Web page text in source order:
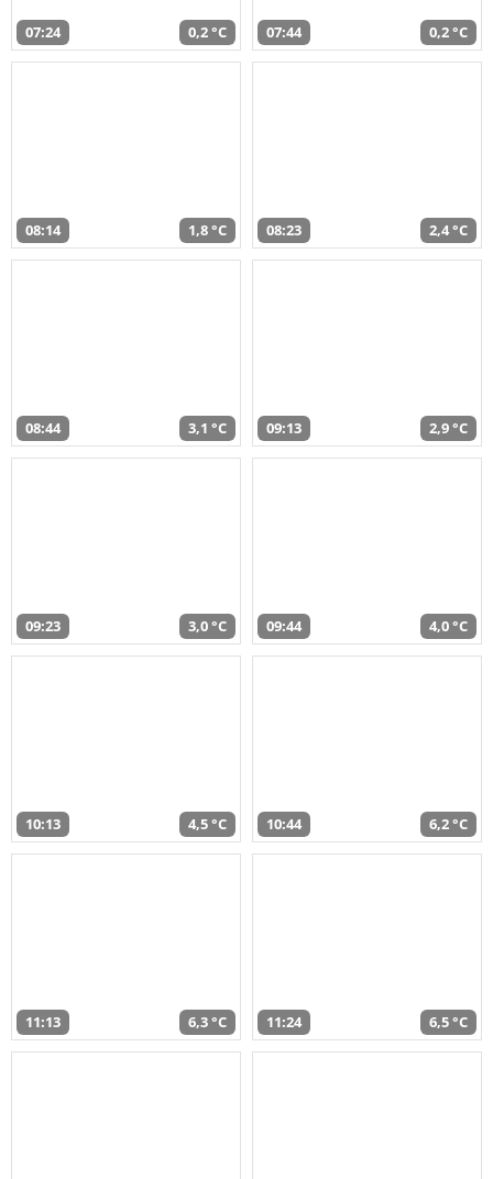
07:24 0,2 °C 07:44 0,2 °C
08:14 1,8 °C 08:23 2,4 °C
08:44 3,1 °C 09:13 2,9 °C
09:23 3,0 °C 09:44 4,0 °C
10:13 4,5 °C 10:44 6,2 °C
11:13 6,3 °C 11:24 6,5 °C